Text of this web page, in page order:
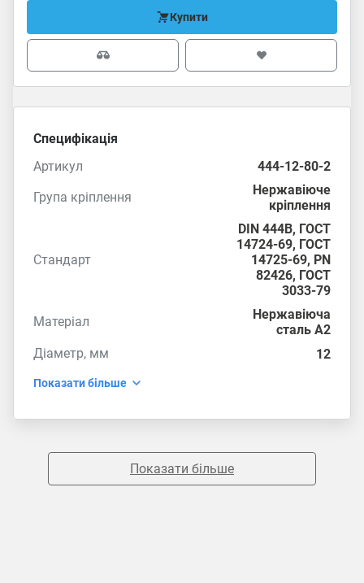
Купити
Специфікація
Артикул
444-12-80-2
Група кріплення
Нержавіюче
кріплення
Стандарт
DIN 444B, ГОСТ
14724-69, ГОСТ
14725-69, PN
82426, ГОСТ
3033-79
Матеріал
Нержавіюча
сталь А2
Діаметр, мм
12
Показати більше
Показати більше